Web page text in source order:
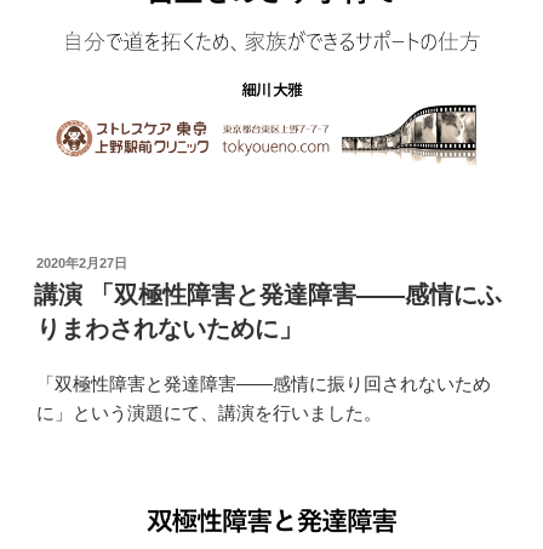
投
稿
日:
2020年2月27日
講演 「双極性障害と発達障害――感情にふ
りまわされないために」
「双極性障害と発達障害――感情に振り回されないため
に」という演題にて、講演を行いました。